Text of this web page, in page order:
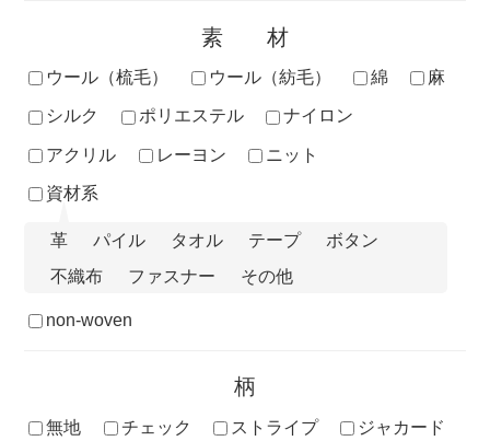
素材
ウール（梳毛） ウール（紡毛） 綿
麻
シルク
ポリエステル
ナイロン
アクリル
レーヨン
ニット
資材系
革 パイル タオル テープ
ボタン
不織布
ファスナー その他
non-woven
柄
無地 チェック ストライプ
ジャカード